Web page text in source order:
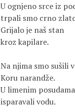
U ognjeno srce iz
trpali smo crno
Grijalo je naš stan
kroz kapilare.
Na njima smo sušili
Koru narandže.
U limenim posudama
isparavali vodu.